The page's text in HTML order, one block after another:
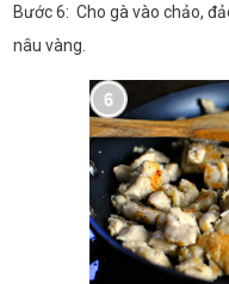
Bước 6: Cho gà vào chảo,
nâu vàng.